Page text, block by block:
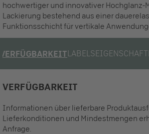
hochwertiger und innovativer Hochglanz-
Lackierung bestehend aus einer
Funktionsschicht für vertikale
VERFÜGBARKEITLABELS
VERFÜGBARKEIT
Informationen über lieferbare
Lieferkonditionen und Mindestmengen
Anfrage.